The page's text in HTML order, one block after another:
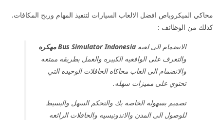
محاكي الميكروباص افضل الالعاب السيارات لتنفيذ المهام وربح المكافات.
كذلك من الوظائف :
الانضمام الى لعبه Bus Simulator Indonesia مهكره
والتعرف على الواقعيه الكبيره والعمل بطريقه ممتعه
والانضمام الى العاب محاكاه الحافلات الوحيده التي
تحتوي على مميزات سهله.
تصميم بسهوله الخاصه بك والتحكم السهل والبسيط
للوصول الى المدن والاندونيسيه والحافلات الرائعه